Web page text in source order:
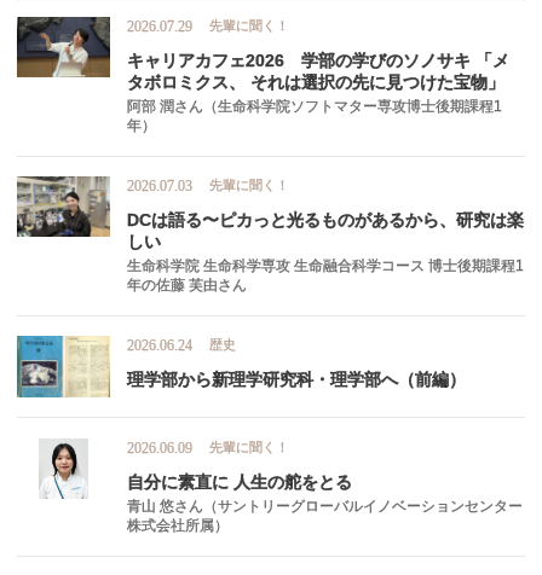
2026.07.29 先輩に聞く！
キャリアカフェ2026 学部の学びのソノサキ
「メ
タボロミクス、
それは選択の先に見つけた宝物」
阿部 潤さん（生命科学院ソフトマター専攻博士後期課程1
年）
2026.07.03 先輩に聞く！
DCは語る〜ピカっと光るものがあるから、 研究は楽
しい
生命科学院 生命科学専攻 生命融合科学コース 博士後期課程1
年の佐藤 芙由さん
2026.06.24 歴史
理学部から新理学研究科・理学部へ（前編）
2026.06.09 先輩に聞く！
自分に素直に 人生の舵をとる
青山 悠さん（サントリーグローバルイノベーションセンター
株式会社所属）